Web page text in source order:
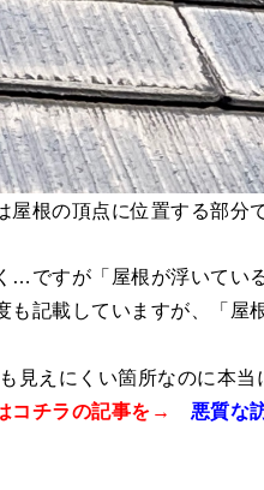
屋根の頂点に位置する部分
…ですが「屋根が浮いてい
も記載していますが、「
見えにくい箇所なのに本
コチラの記事を→
悪質な